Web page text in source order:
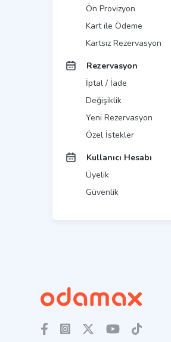
Ön Provizyon
Kart ile Ödeme
Kartsız Rezervasyon
Rezervasyon
İptal / İade
Değişiklik
Yeni Rezervasyon
Özel İstekler
Kullanıcı Hesabı
Üyelik
Güvenlik